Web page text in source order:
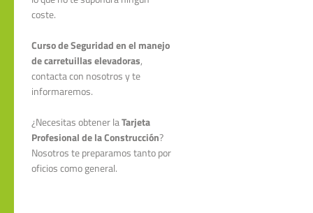
coste.
Curso de Seguridad en el manejo
de carretuillas elevadoras,
contacta con nosotros y te
informaremos.
¿Necesitas obtener laTarjeta
Profesional de la Construcción?
Nosotros te preparamos tanto por
oficios como general.